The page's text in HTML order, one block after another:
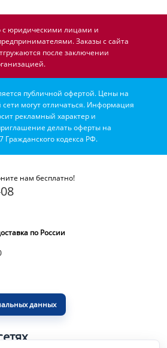
с юридическими лицами и
Заказы с сайта
после заключении
публичной офертой. Цены на
могут отличаться. Информация
рекламный характер и
делать оферты на
Гражданского кодекса РФ.
нам бесплатно!
по России
данных